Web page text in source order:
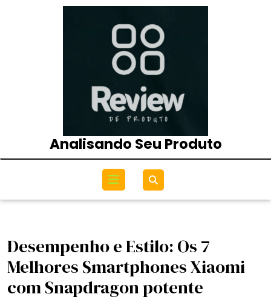
Analisando Seu Produto
Open
Menu
Desempenho e Estilo: Os 7
Melhores Smartphones Xiaomi
com Snapdragon potente